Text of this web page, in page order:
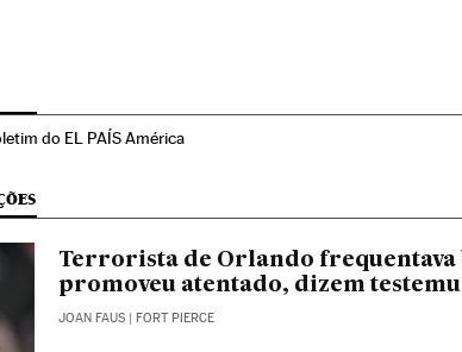
do EL PAÍS América
Terrorista de Orlando frequentava
promoveu atentado, dizem
JOAN FAUS | FORT PIERCE